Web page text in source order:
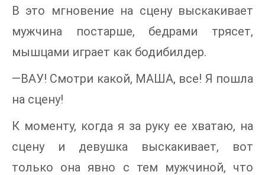
В это мгновение на сцену выскакивает
мужчина постарше, бедрами трясет,
мышцами играет как бодибилдер.
—ВАУ! Смотри какой, МАША, все! Я пошла
на сцену!
К моменту, когда я за руку ее хватаю, на
сцену и девушка выскакивает, вот
только она явно с тем мужчиной, что